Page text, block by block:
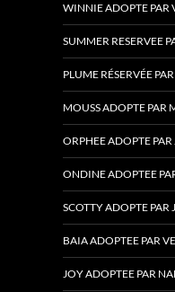
WINNIE ADOPTE PAR
SUMMER RESERVEE
PLUME RÉSERVÉE
MOUSS ADOPTE PAR
ORPHEE ADOPTE
ONDINE ADOPTEE
SCOTTY ADOPTE
BAIA ADOPTEE PAR
JOY ADOPTEE PAR